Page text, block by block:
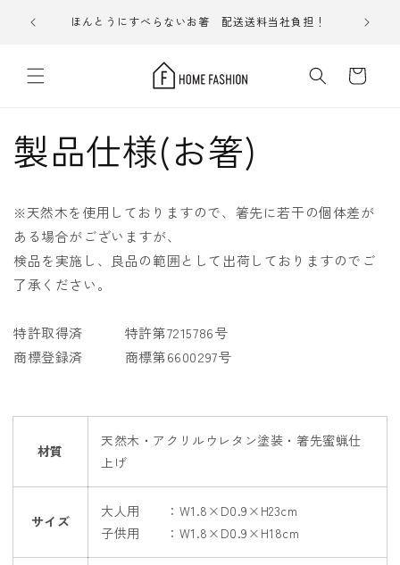
ンツに
らない ほんとうにすべらないお箸 配送送料当社負担！
ー
製品仕様(お箸)
※天然木を使用しておりますので、箸先に若干の個体差が
ある場合がございますが、
検品を実施し、良品の範囲として出荷しておりますのでご
了承ください。
特許取得済 特許第7215786号
商標登録済 商標第6600297号
材質
天然木・アクリルウレタン塗装・箸先蜜蝋仕
上げ
サイズ
大人用 ：W1.8×D0.9×H23cm
子供用 ：W1.8×D0.9×H18cm